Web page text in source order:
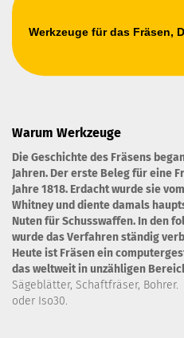
Werkzeuge für das Fräsen,
Warum Werkzeuge
Die Geschichte des Fräsens
Jahren. Der erste Beleg für eine
Jahre 1818. Erdacht wurde sie
Whitney und diente damals
Nuten für Schusswaffen. In den
wurde das Verfahren ständig
Heute ist Fräsen ein
das weltweit in unzähligen
Sägeblätter, Schaftfräser, Bohrer.
oder Iso30.